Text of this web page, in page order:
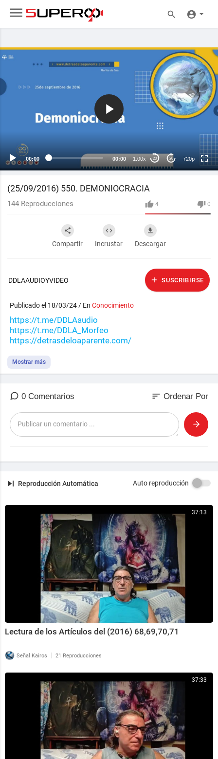
00:00 00:00 1.00x 20 20 720p
720p
480p
(25/09/2016) 550. DEMONIOCRACIA
4 0
144 Reproducciones
Compartir Incrustar Descargar
DDLAAUDIOYVIDEO SUSCRIBIRSE
Publicado el 18/03/24 / En Conocimiento
https://t.me/DDLAaudio
https://t.me/DDLA_Morfeo
https://detrasdeloaparente.com/
Mostrar más
0 Comentarios sort Ordenar Por
Reproducción Automática Auto reproducción
37:13
Lectura de los Artículos del (2016) 68,69,70,71
Señal Kairos | 21 Reproducciones
37:33